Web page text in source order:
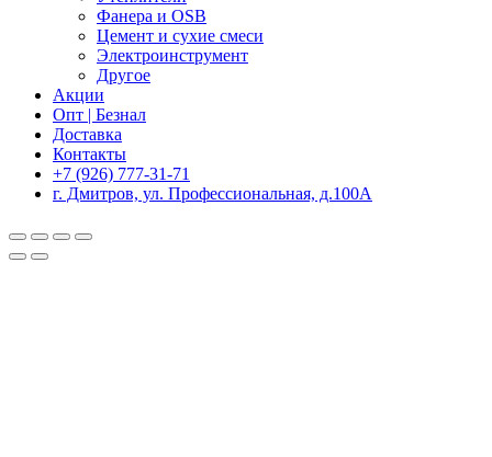
Фанера и OSB
Цемент и сухие смеси
Электроинструмент
Другое
Акции
Опт | Безнал
Доставка
Контакты
+7 (926) 777-31-71
г. Дмитров, ул. Профессиональная, д.100А